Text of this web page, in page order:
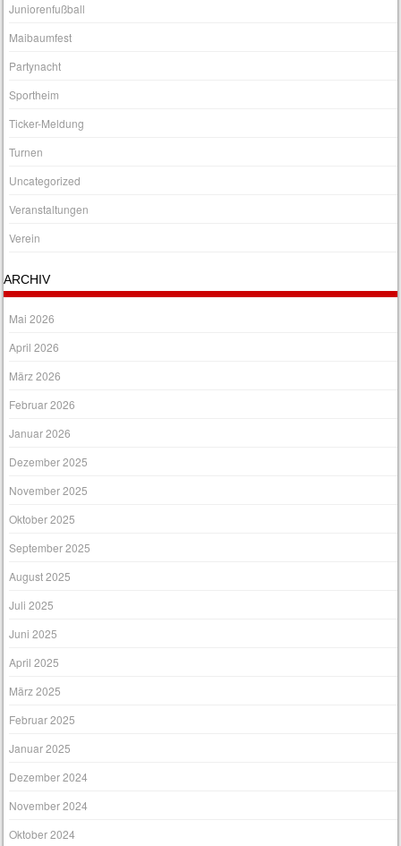
Juniorenfußball
Maibaumfest
Partynacht
Sportheim
Ticker-Meldung
Turnen
Uncategorized
Veranstaltungen
Verein
ARCHIV
Mai 2026
April 2026
März 2026
Februar 2026
Januar 2026
Dezember 2025
November 2025
Oktober 2025
September 2025
August 2025
Juli 2025
Juni 2025
April 2025
März 2025
Februar 2025
Januar 2025
Dezember 2024
November 2024
Oktober 2024